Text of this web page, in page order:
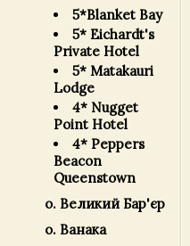
5*Blanket Bay
5* Eichardt's
Private Hotel
5* Matakauri
Lodge
4* Nugget
Point Hotel
4* Peppers
Beacon
Queenstown
о. Великий Бар'єр
о. Ванака